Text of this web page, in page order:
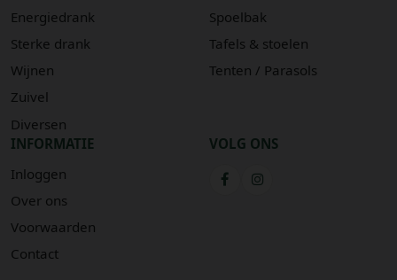
Energiedrank
Sterke drank
Wijnen
Zuivel
Diversen
Spoelbak
Tafels & stoelen
Tenten / Parasols
INFORMATIE
Inloggen
Over ons
Voorwaarden
Contact
VOLG ONS